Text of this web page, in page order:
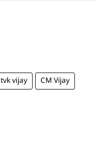
tvk vijay CM Vijay